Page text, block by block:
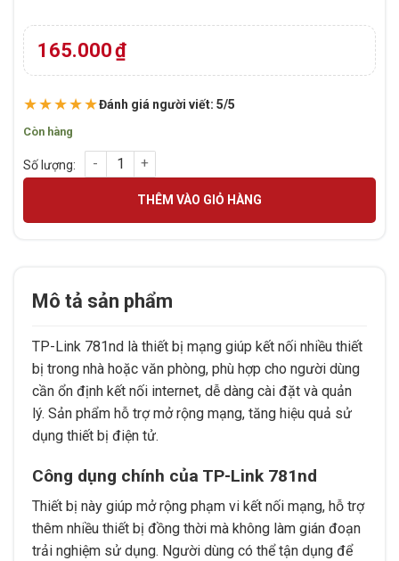
dựa trên
đánh giá
165.000₫
★★★★★Đánh giá người viết: 5/5
Còn hàng
tplink 781nd số lượng
THÊM VÀO GIỎ HÀNG
Mô tả sản phẩm
TP-Link 781nd là thiết bị mạng giúp kết nối nhiều thiết
bị trong nhà hoặc văn phòng, phù hợp cho người dùng
cần ổn định kết nối internet, dễ dàng cài đặt và quản
lý. Sản phẩm hỗ trợ mở rộng mạng, tăng hiệu quả sử
dụng thiết bị điện tử.
Công dụng chính của TP-Link 781nd
Thiết bị này giúp mở rộng phạm vi kết nối mạng, hỗ trợ
thêm nhiều thiết bị đồng thời mà không làm gián đoạn
trải nghiệm sử dụng. Người dùng có thể tận dụng để